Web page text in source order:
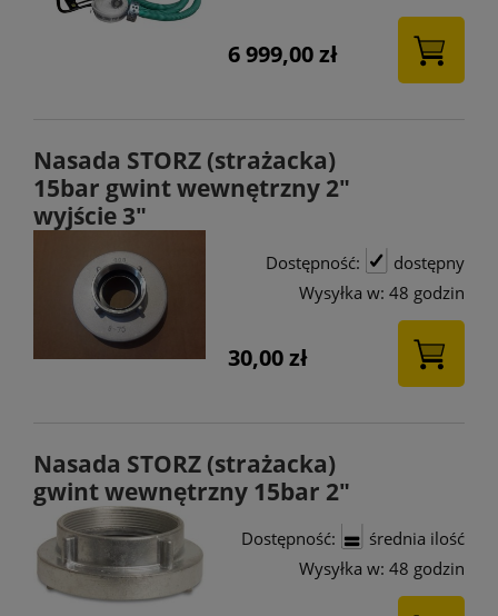
6 999,00 zł
Nasada STORZ (strażacka)
15bar gwint wewnętrzny 2"
wyjście 3"
Dostępność:
dostępny
Wysyłka w: 48 godzin
30,00 zł
Nasada STORZ (strażacka)
gwint wewnętrzny 15bar 2"
Dostępność:
średnia ilość
Wysyłka w: 48 godzin